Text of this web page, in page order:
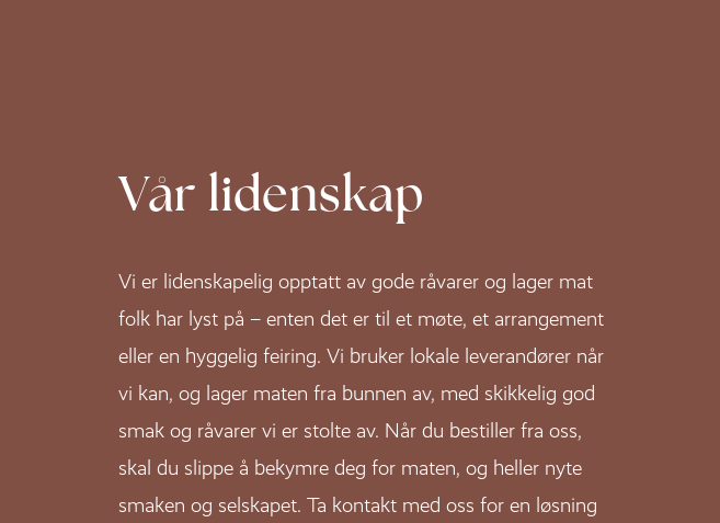
Vår lidenskap
Vi er lidenskapelig opptatt av gode råvarer og lager mat
folk har lyst på – enten det er til et møte, et arrangement
eller en hyggelig feiring. Vi bruker lokale leverandører når
vi kan, og lager maten fra bunnen av, med skikkelig god
smak og råvarer vi er stolte av. Når du bestiller fra oss,
skal du slippe å bekymre deg for maten, og heller nyte
smaken og selskapet. Ta kontakt med oss for en løsning